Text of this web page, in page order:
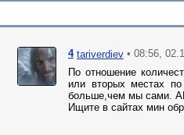
4 tariverdiev • 08:56,
По отношение
или вторых местах по
больше,чем мы сами.
Ищите в сайтах мин